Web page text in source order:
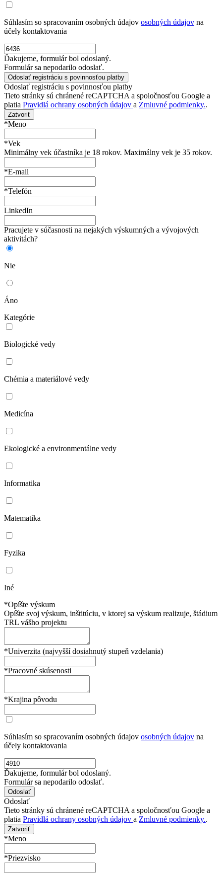
Súhlasím so spracovaním osobných údajov osobných údajov na
účely kontaktovania
Ďakujeme, formulár bol odoslaný.
Formulár sa nepodarilo odoslať.
Odoslať registráciu s povinnosťou platby
Tieto stránky sú chránené reCAPTCHA a spoločnosťou Google a
platia Pravidlá ochrany osobných údajov a Zmluvné podmienky..
Zatvoriť
*Meno
*Vek
Minimálny vek účastníka je 18 rokov. Maximálny vek je 35 rokov.
*E-mail
*Telefón
LinkedIn
Pracujete v súčasnosti na nejakých výskumných a vývojových
aktivitách?
Nie
Áno
Kategórie
Biologické vedy
Chémia a materiálové vedy
Medicína
Ekologické a environmentálne vedy
Informatika
Matematika
Fyzika
Iné
*Opíšte výskum
Opíšte svoj výskum, inštitúciu, v ktorej sa výskum realizuje, štádium
TRL vášho projektu
*Univerzita (najvyšší dosiahnutý stupeň vzdelania)
*Pracovné skúsenosti
*Krajina pôvodu
Súhlasím so spracovaním osobných údajov osobných údajov na
účely kontaktovania
Ďakujeme, formulár bol odoslaný.
Formulár sa nepodarilo odoslať.
Odoslať
Tieto stránky sú chránené reCAPTCHA a spoločnosťou Google a
platia Pravidlá ochrany osobných údajov a Zmluvné podmienky..
Zatvoriť
*Meno
*Priezvisko